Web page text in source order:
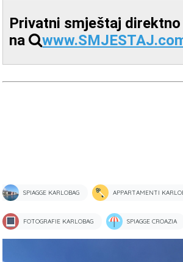
Privatni smještaj
na
SPIAGGE KARLOBAG APPARTAMENTI
FOTOGRAFIE KARLOBAG SPIAGGE CROAZIA